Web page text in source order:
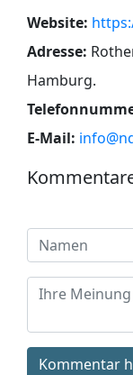
Website:
Adresse:
Hamburg.
E-Mail:
Kommentar